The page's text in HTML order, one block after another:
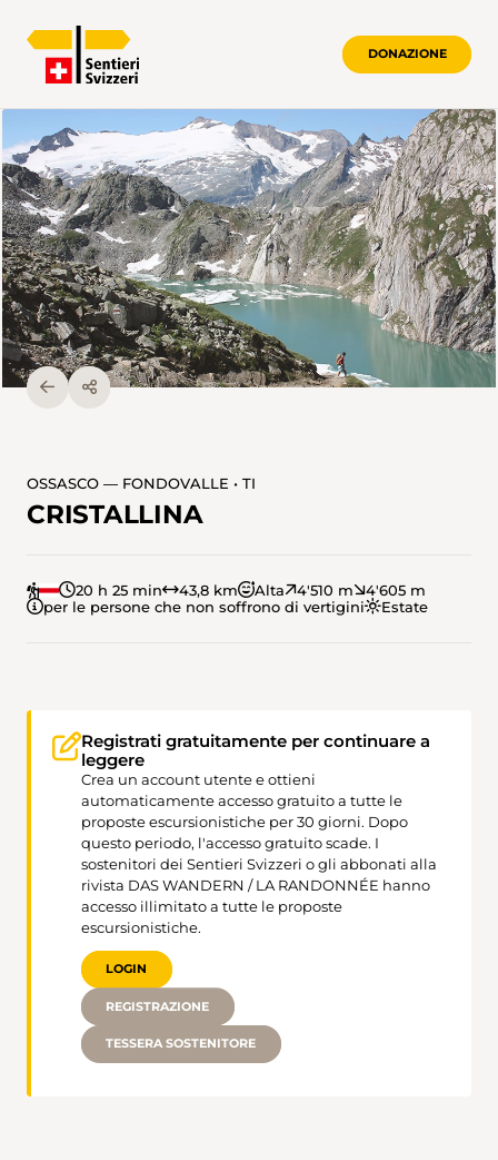
DONAZIONE
OSSASCO — FONDOVALLE • TI
CRISTALLINA
20 h 25 min 43,8 km Alta 4'510 m
4'605 m
per le persone che non soffrono di vertigini
Estate
Registrati gratuitamente per continuare a
leggere
Crea un account utente e ottieni
automaticamente accesso gratuito a tutte le
proposte escursionistiche per 30 giorni. Dopo
questo periodo, l'accesso gratuito scade. I
sostenitori dei Sentieri Svizzeri o gli abbonati alla
rivista DAS WANDERN / LA RANDONNÉE hanno
accesso illimitato a tutte le proposte
escursionistiche.
LOGIN
REGISTRAZIONE
TESSERA SOSTENITORE